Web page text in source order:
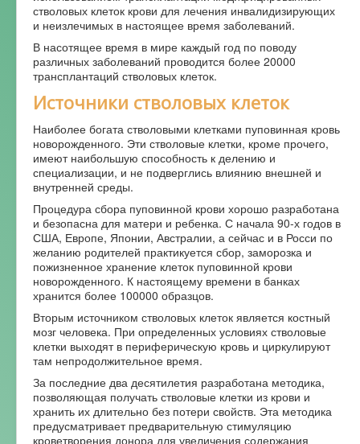
стволовых клеток крови для лечения инвалидизирующих
и неизлечимых в настоящее время заболеваний.
В насотящее время в мире каждый год по поводу
различных заболеваний проводится более 20000
трансплантаций стволовых клеток.
Источники стволовых клеток
Наиболее богата стволовыми клетками пуповинная кровь
новорожденного. Эти стволовые клетки, кроме прочего,
имеют наибольшую способность к делению и
специализации, и не подверглись влиянию внешней и
внутренней среды.
Процедура сбора пуповинной крови хорошо разработана
и безопасна для матери и ребенка. С начала 90-х годов в
США, Европе, Японии, Австралии, а сейчас и в Росси по
желанию родителей практикуется сбор, заморозка и
пожизненное хранение клеток пуповинной крови
новорожденного. К настоящему времени в банках
хранится более 100000 образцов.
Вторым источником стволовых клеток является костный
мозг человека. При определенных условиях стволовые
клетки выходят в периферическую кровь и циркулируют
там непродолжительное время.
За последние два десятилетия разработана методика,
позволяющая получать стволовые клетки из крови и
хранить их длительно без потери свойств. Эта методика
предусматривает предварительную стимуляцию
кроветворения донора для увеличения содержания